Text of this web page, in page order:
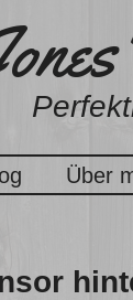
Über